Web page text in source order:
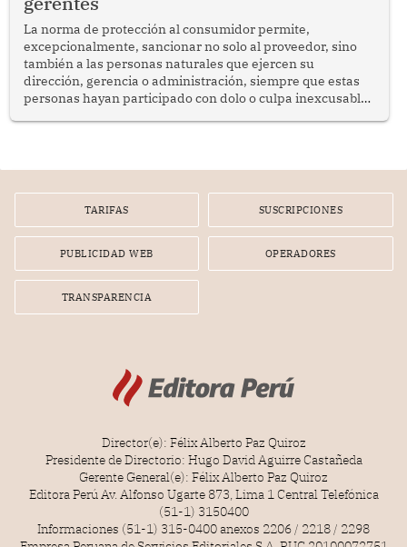
La norma de protección al consumidor permite,
excepcionalmente, sancionar no solo al proveedor, sino
también a las personas naturales que ejercen su
dirección, gerencia o administración, siempre que estas
personas hayan participado con dolo o culpa inexcusable
por la frustrada realización de un meet and greet con
TARIFAS SUSCRIPCIONES
PUBLICIDAD WEB OPERADORES
TRANSPARENCIA
Director(e): Félix Alberto Paz Quiroz
Presidente de Directorio: Hugo David Aguirre Castañeda
Gerente General(e): Félix Alberto Paz Quiroz
Editora Perú Av. Alfonso Ugarte 873, Lima 1 Central Telefónica
(51-1) 3150400
Informaciones (51-1) 315-0400 anexos 2206 / 2218 / 2298